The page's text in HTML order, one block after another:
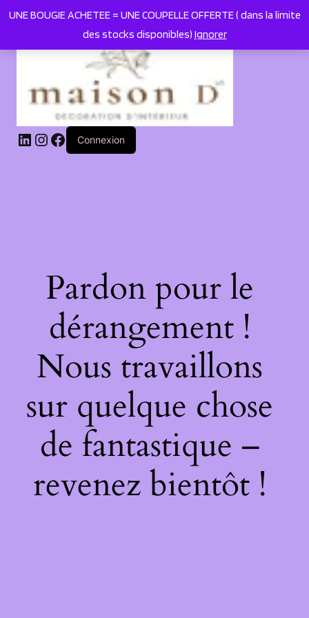
UNE BOUGIE ACHETEE = UNE COUPELLE OFFERTE ( dans la limite
des stocks disponibles) Ignorer
LinkedIn
Instagram
Facebook
Connexion
Pardon pour le
dérangement !
Nous travaillons
sur quelque chose
de fantastique –
revenez bientôt !